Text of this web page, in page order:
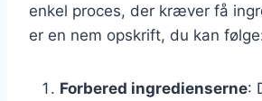
enkel proces, der kræver få
er en nem opskrift, du kan
Forbered ingredienserne: